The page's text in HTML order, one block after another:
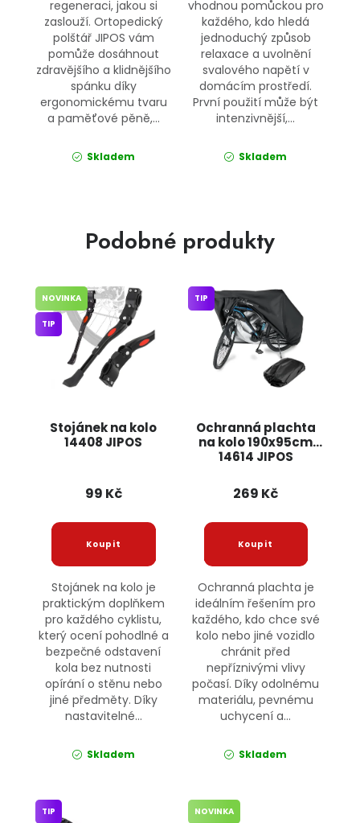
regeneraci, jakou si
zaslouží. Ortopedický
polštář JIPOS vám
pomůže dosáhnout
zdravějšího a klidnějšího
spánku díky
ergonomickému tvaru
a paměťové pěně,...
Skladem
vhodnou pomůckou pro
každého, kdo hledá
jednoduchý způsob
relaxace a uvolnění
svalového napětí v
domácím prostředí.
První použití může být
intenzivnější,...
Skladem
Podobné produkty
Stojánek na kolo
14408 JIPOS
NOVINKA
TIP
99 Kč
Stojánek na kolo je
praktickým doplňkem
pro každého cyklistu,
který ocení pohodlné a
bezpečné odstavení
kola bez nutnosti
opírání o stěnu nebo
jiné předměty. Díky
nastavitelné...
Skladem
Ochranná plachta
na kolo 190x95cm
14614 JIPOS
TIP
269 Kč
Ochranná plachta je
ideálním řešením pro
každého, kdo chce své
kolo nebo jiné vozidlo
chránit před
nepříznivými vlivy
počasí. Díky odolnému
materiálu, pevnému
uchycení a...
Skladem
TIP NOVINKA